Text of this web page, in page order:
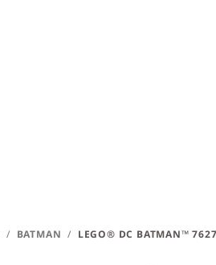
/ BATMAN / LEGO® DC BATMAN™